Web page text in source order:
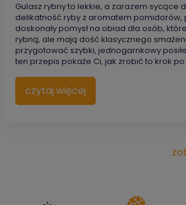
Gulasz rybny to lekkie, a zarazem sycące
delikatność ryby z aromatem pomidorów,
doskonały pomysł na obiad dla osób,
rybną, ale mają dość klasycznego
przygotować szybki, jednogarnkowy
ten przepis pokaże Ci, jak zrobić to krok po
czytaj więcej